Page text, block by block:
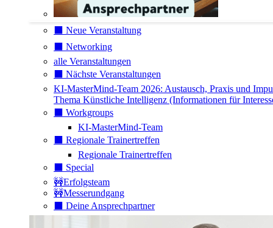
⬛️ Neue Veranstaltung
⬛️ Networking
alle Veranstaltungen
⬛️ Nächste Veranstaltungen
KI-MasterMind-Team 2026: Austausch, Praxis und
Thema Künstliche Intelligenz (Informationen für
⬛️ Workgroups
KI-MasterMind-Team
⬛️ Regionale Trainertreffen
Regionale Trainertreffen
⬛️ Special
🚧Erfolgsteam
🚧Messerundgang
⬛️ Deine Ansprechpartner